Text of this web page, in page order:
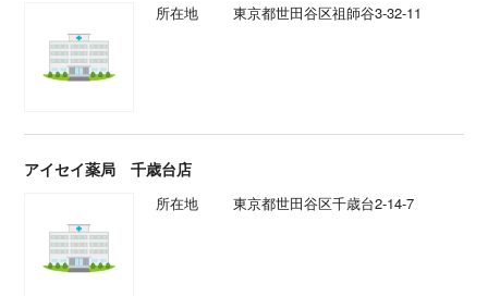
所在地 東京都世田谷区祖師谷3-32-11
アイセイ薬局 千歳台店
所在地 東京都世田谷区千歳台2-14-7